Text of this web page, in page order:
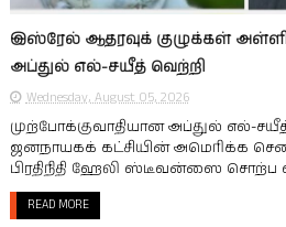
இஸ்ரேல் ஆதரவுக் குழுக்கள்
அப்துல் எல்-சயீத் வெற்றி
Wednesday, August 05, 2026
முற்போக்குவாதியான அப்துல் எல்-
ஜனநாயகக் கட்சியின் அமெரிக்க
பிரதிநிதி ஹேலி ஸ்டீவன்ஸை சொற்ப
READ MORE